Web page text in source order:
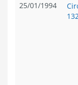
25/01/1994